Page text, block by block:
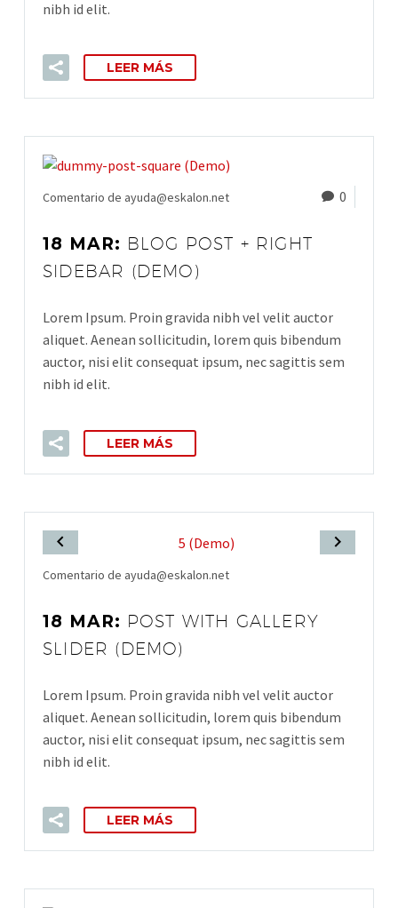
nibh id elit.
LEER MÁS
Comentario de ayuda@eskalon.net 0
18 MAR: BLOG POST + RIGHT
SIDEBAR (DEMO)
Lorem Ipsum. Proin gravida nibh vel velit auctor
aliquet. Aenean sollicitudin, lorem quis bibendum
auctor, nisi elit consequat ipsum, nec sagittis sem
nibh id elit.
LEER MÁS
Comentario de ayuda@eskalon.net
18 MAR: POST WITH GALLERY
SLIDER (DEMO)
Lorem Ipsum. Proin gravida nibh vel velit auctor
aliquet. Aenean sollicitudin, lorem quis bibendum
auctor, nisi elit consequat ipsum, nec sagittis sem
nibh id elit.
LEER MÁS